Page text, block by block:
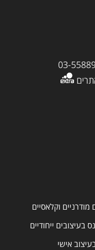
וקלאסיים
ייחודיים
אישי